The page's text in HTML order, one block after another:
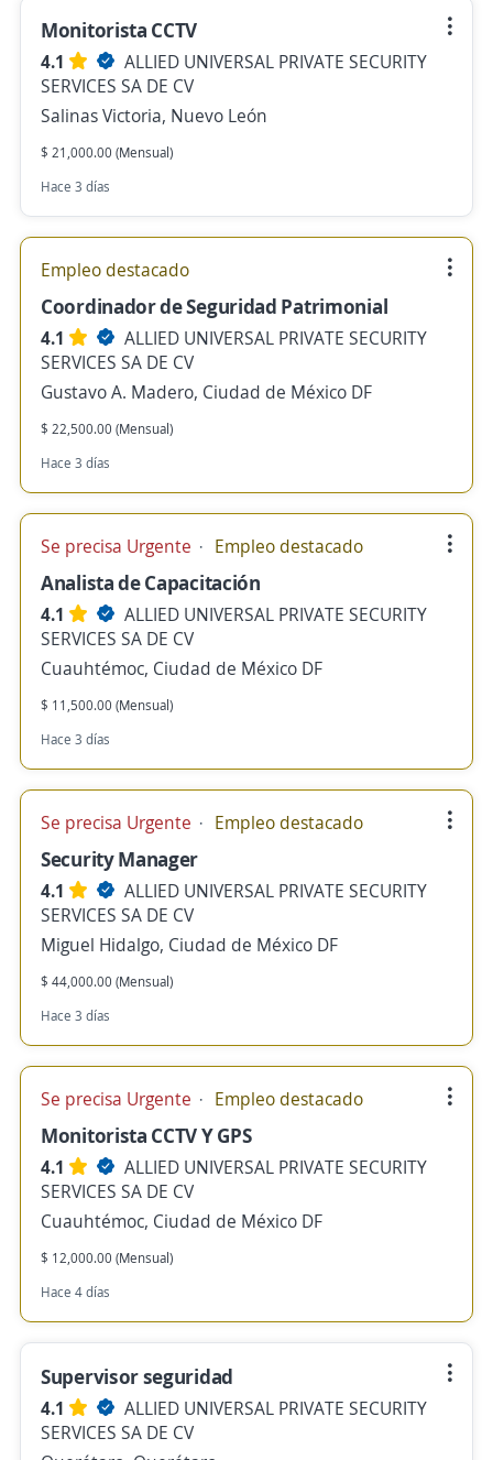
Monitorista CCTV
4.1
ALLIED UNIVERSAL PRIVATE SECURITY
SERVICES SA DE CV
Salinas Victoria, Nuevo León
$ 21,000.00 (Mensual)
Hace 3 días
Empleo destacado
Coordinador de Seguridad Patrimonial
4.1
ALLIED UNIVERSAL PRIVATE SECURITY
SERVICES SA DE CV
Gustavo A. Madero, Ciudad de México DF
$ 22,500.00 (Mensual)
Hace 3 días
Se precisa Urgente Empleo destacado
Analista de Capacitación
4.1
ALLIED UNIVERSAL PRIVATE SECURITY
SERVICES SA DE CV
Cuauhtémoc, Ciudad de México DF
$ 11,500.00 (Mensual)
Hace 3 días
Se precisa Urgente Empleo destacado
Security Manager
4.1
ALLIED UNIVERSAL PRIVATE SECURITY
SERVICES SA DE CV
Miguel Hidalgo, Ciudad de México DF
$ 44,000.00 (Mensual)
Hace 3 días
Se precisa Urgente Empleo destacado
Monitorista CCTV Y GPS
4.1
ALLIED UNIVERSAL PRIVATE SECURITY
SERVICES SA DE CV
Cuauhtémoc, Ciudad de México DF
$ 12,000.00 (Mensual)
Hace 4 días
Supervisor seguridad
4.1
ALLIED UNIVERSAL PRIVATE SECURITY
SERVICES SA DE CV